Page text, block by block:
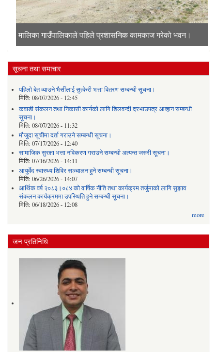
मालिका गाउँपालिकाको प्रशासकीय भवन
मालिका गाउँपालिकाले पहिले प्रशासनिक कामकाज गरेको भवन।
जनप्रतिनिधी र कर्मचारीहरुको सामुहिक तस्विर
दोर्सो गाउँसभाको पहिलो बैठकमा नीती तथा कार्यक्रम पेस हुदै।
सूचना तथा समाचार
पहिलो बेत व्याउने भैसींलाई सुत्केरी भत्ता वितरण सम्बन्धी सूचना।
मिति: 08/07/2026 - 12:45
कवाडी संकलन तथा निकासी कार्यको लागि शिलवन्दी दरभाउपत्र आव्हान सम्बन्धी
सूचना।
मिति: 08/07/2026 - 11:32
मौजुदा सूचीमा दर्ता गराउने सम्बन्धी सूचना।
मिति: 07/17/2026 - 12:40
सामाजिक सुरक्षा भत्ता नविकरण गराउने सम्बन्धी अत्यन्त जरुरी सूचना।
मिति: 07/16/2026 - 14:11
आयुर्वेद स्वास्थ्य शिविर सञ्चालन हुने सम्बन्धी सूचना।
मिति: 06/26/2026 - 14:07
आर्थिक वर्ष २०८३।०८४ को वार्षिक नीति तथा कार्यक्रम तर्जुमाको लागि सुझाव
संकलन कार्यक्रममा उपस्थिति हुने सम्बन्धी सूचना।
मिति: 06/18/2026 - 12:08
more
जन प्रतिनिधि